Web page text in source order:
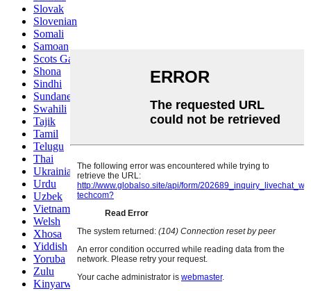
Slovak
Slovenian
Somali
Samoan
Scots Gaelic
Shona
Sindhi
Sundanese
Swahili
Tajik
Tamil
Telugu
Thai
Ukrainian
Urdu
Uzbek
Vietnamese
Welsh
Xhosa
Yiddish
Yoruba
Zulu
Kinyarwanda